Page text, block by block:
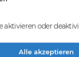
um deine
digitalen
Erfolg im
aktivieren oder
Alle akzeptieren